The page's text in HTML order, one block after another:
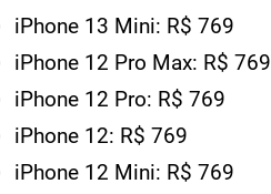
iPhone 13 Mini: R$ 769
iPhone 12 Pro Max: R$ 769
iPhone 12 Pro: R$ 769
iPhone 12: R$ 769
iPhone 12 Mini: R$ 769